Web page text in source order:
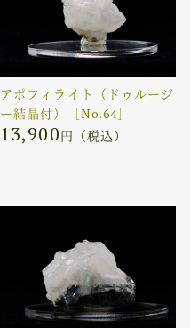
アポフィライト（ドゥルージ
ー結晶付）［No.64］
13,900円（税込）